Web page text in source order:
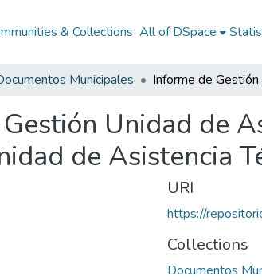
& Collections All of DSpace
Municipales
Unidad de
de Asistencia
URI
https://
Collections
Documentos